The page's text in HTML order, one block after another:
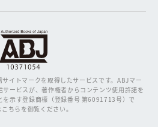
イトマークを取得したサービスです。ABJマー
ービスが、著作権者からコンテンツ使用許諾を
を示す登録商標（登録番号 第6091713号）で
ちらを御覧ください。